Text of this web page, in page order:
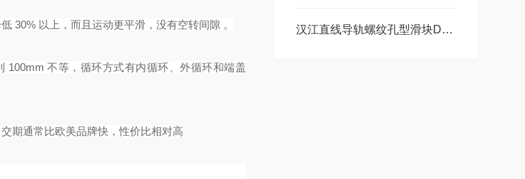
汉江直线导轨螺纹孔型滑块DA15AADA20AADA20AAL
30% 以上，而且运动更平滑，没有空转间隙 。
100mm 不等，循环方式有内循环、外循环和端盖
期通常比欧美品牌快，性价比相对高